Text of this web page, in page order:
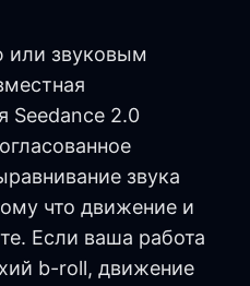
или звуковым
Seedance 2.0
звука
что движение и
Если ваша работа
b-roll, движение